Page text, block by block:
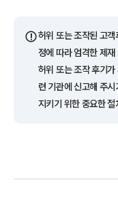
⚠️허위 또는 조작된 고
정에 따라 엄격한 제
허위 또는 조작 후기
련 기관에 신고해 주
지키기 위한 중요한 절